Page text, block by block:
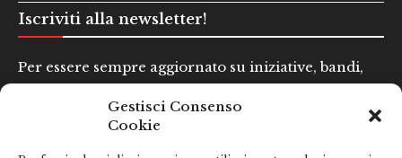
Gestisci Consenso
Cookie
Iscriviti alla newsletter!
Per essere sempre aggiornato su iniziative, bandi,